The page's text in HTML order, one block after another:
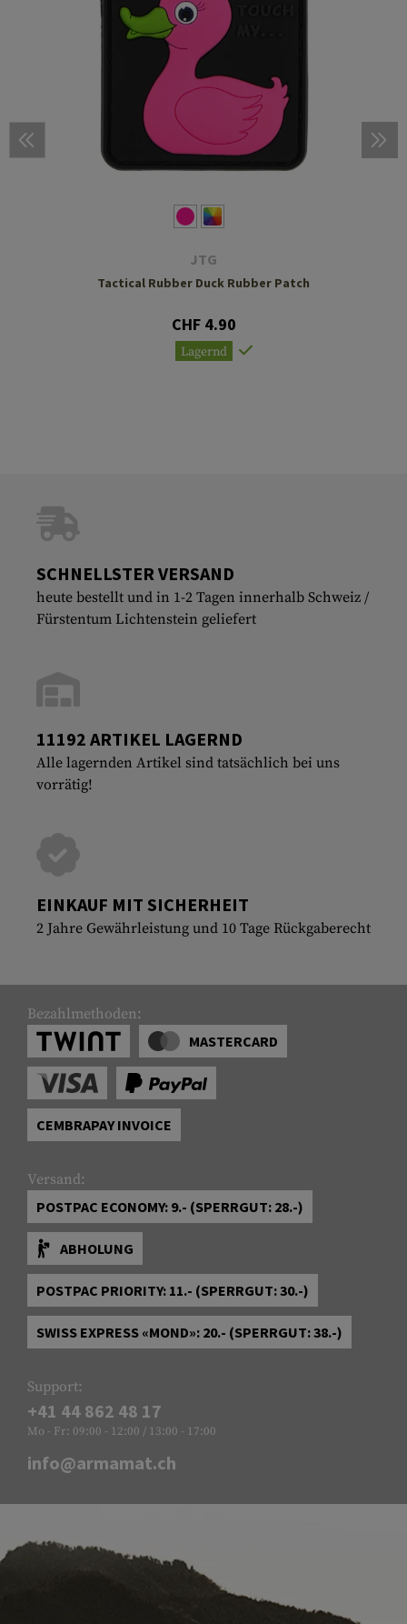
JTG
Tactical Rubber Duck Rubber Patch
CHF 4.90
Lagernd
SCHNELLSTER VERSAND
heute bestellt und in 1-2 Tagen innerhalb Schweiz /
Fürstentum Lichtenstein geliefert
11192 ARTIKEL LAGERND
Alle lagernden Artikel sind tatsächlich bei uns
vorrätig!
EINKAUF MIT SICHERHEIT
2 Jahre Gewährleistung und 10 Tage Rückgaberecht
Bezahlmethoden:
MASTERCARD
CEMBRAPAY INVOICE
Versand:
POSTPAC ECONOMY: 9.- (SPERRGUT: 28.-)
ABHOLUNG
POSTPAC PRIORITY: 11.- (SPERRGUT: 30.-)
SWISS EXPRESS «MOND»: 20.- (SPERRGUT: 38.-)
Support:
+41 44 862 48 17
Mo - Fr: 09:00 - 12:00 / 13:00 - 17:00
info@armamat.ch